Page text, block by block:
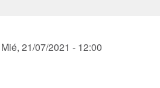
Mié, 21/07/2021 - 12:00